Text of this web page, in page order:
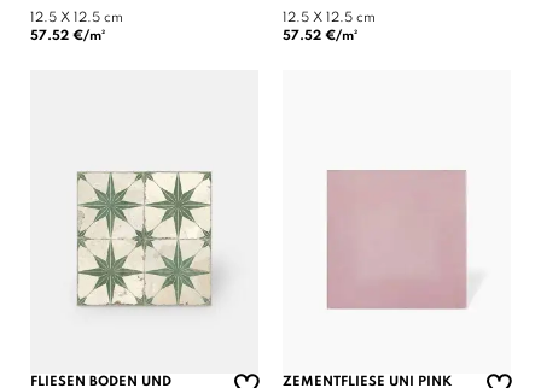
12.5 X 12.5 cm
57.52 €/m²
12.5 X 12.5 cm
57.52 €/m²
FLIESEN BODEN UND
ZEMENTFLIESE UNI PINK